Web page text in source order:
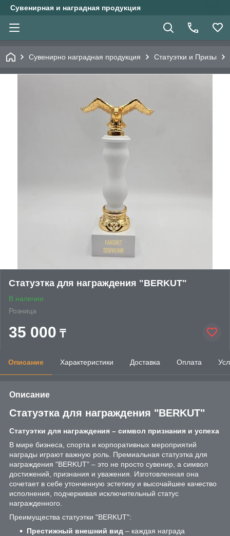
Сувенирная и наградная продукция
Сувенирно наградная продукция Статуэтки и Призы
Статуэтка для награждения "BERKUT"
В наличии
Розница
35 000 ₸
Описание Характеристики Доставка Оплата
Описание
Статуэтка для награждения "BERKUT"
Статуэтки для награждения – символ признания и успеха
В мире бизнеса, спорта и корпоративных мероприятий
награды играют важную роль. Премиальная статуэтка для
награждения "BERKUT" – это не просто сувенир, а символ
достижений, признания и уважения. Изготовленная она
сочетает в себе утонченную эстетику и высочайшее качество
исполнения, подчеркивая исключительный статус
награжденного.
Преимущества статуэтки "BERKUT":
Престижный внешний вид – каждая награда